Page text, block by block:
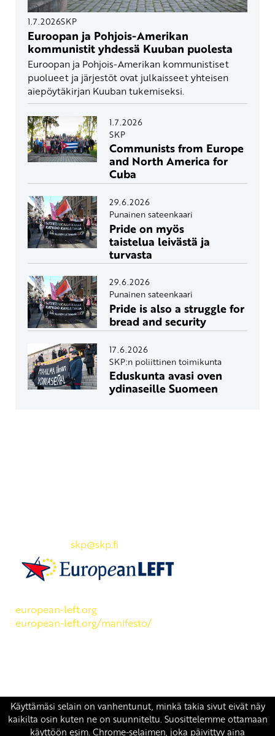
1.7.2026SKP
Euroopan ja Pohjois-Amerikan
kommunistit yhdessä Kuuban puolesta
Euroopan ja Pohjois-Amerikan kommunistiset
puolueet ja järjestöt ovat julkaisseet yhteisen
aiepöytäkirjan Kuuban tukemiseksi.
1.7.2026
SKP
Communists from Europe
and North America for
Cuba
29.6.2026
Punainen sateenkaari
Pride on myös
taistelua leivästä ja
turvasta
29.6.2026
Punainen sateenkaari
Pride is also a struggle for
bread and security
17.6.2026
SKP:n poliittinen toimikunta
Eduskunta avasi oven
ydinaseille Suomeen
skp@skp.fi
european-left.org
european-left.org/manifesto/
Copyright 2026 © SKP| Tietosuojaseloste